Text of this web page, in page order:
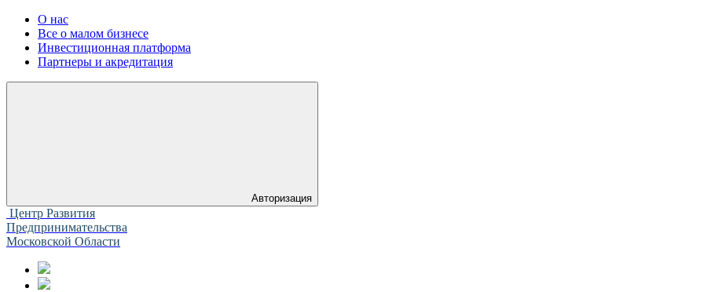
О нас
Все о малом бизнесе
Инвестиционная платформа
Партнеры и акредитация
Авторизация
Центр Развития
Предпринимательства
Московской Области